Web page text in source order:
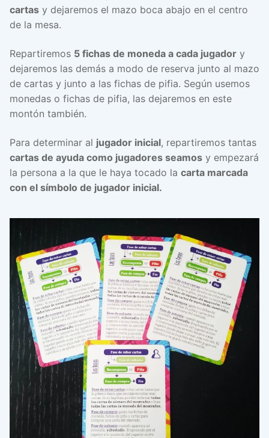
cartas y dejaremos el mazo boca abajo en el centro
de la mesa.
Repartiremos 5 fichas de moneda a cada jugador y
dejaremos las demás a modo de reserva junto al mazo
de cartas y junto a las fichas de pifia. Según usemos
monedas o fichas de pifia, las dejaremos en este
montón también.
Para determinar al jugador inicial, repartiremos tantas
cartas de ayuda como jugadores seamos y empezará
la persona a la que le haya tocado la carta marcada
con el símbolo de jugador inicial.